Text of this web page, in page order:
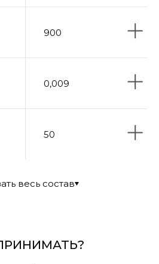
900
0,009
50
весь состав